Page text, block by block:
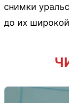
снимки
до их